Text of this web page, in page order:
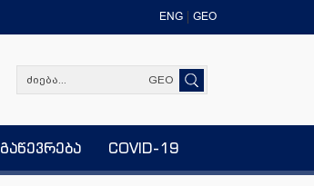
ENG GEO
GEO
გაწევრება COVID-19